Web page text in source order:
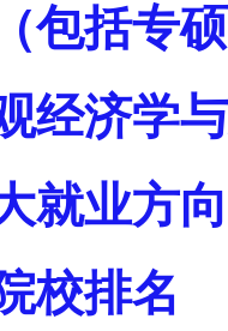
包括专
经济学
就业方
校排名